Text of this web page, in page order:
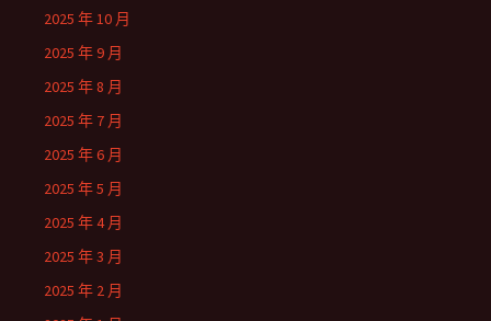
2025 年 10 月
2025 年 9 月
2025 年 8 月
2025 年 7 月
2025 年 6 月
2025 年 5 月
2025 年 4 月
2025 年 3 月
2025 年 2 月